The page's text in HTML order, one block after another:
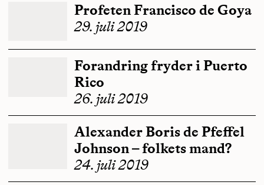
Profeten Francisco de Goya
29. juli 2019
Forandring fryder i Puerto
Rico
26. juli 2019
Alexander Boris de Pfeffel
Johnson – folkets mand?
24. juli 2019